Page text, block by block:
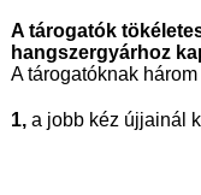
A tárogatók
hangszergyárhoz
A tárogatóknak
1, a jobb kéz újjainál